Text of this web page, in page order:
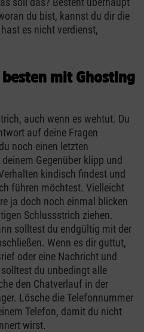
du bist, kannst du dir die
es nicht verdienst,
mit Ghosting
auch wenn es wehtut. Du
auf deine Fragen
noch einen letzten
Gegenüber klipp und
kindisch findest und
führen möchtest. Vielleicht
ja doch noch einmal blicken
Schlussstrich ziehen.
solltest du endgültig mit der
Wenn es dir guttut,
oder eine Nachricht und
du unbedingt alle
den Chatverlauf in der
Lösche die Telefonnummer
Telefon, damit du nicht
wirst.